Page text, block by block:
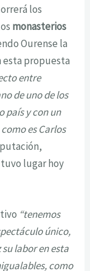
los
monasterios
Ourense la
esta propuesta
entre
de uno de los
país y con un
es Carlos
lugar hoy
“tenemos
único,
labor en esta
como